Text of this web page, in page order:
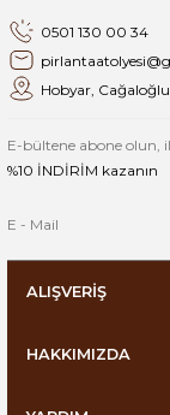
0501 130 00 34
Hobyar,
E-bültene abone olun,
%10 İNDİRİM kazanın
ALIŞVERİŞ
HAKKIMIZDA